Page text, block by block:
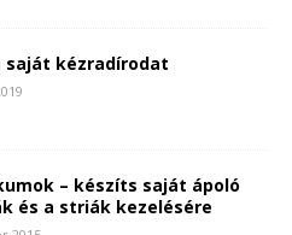
saját kézradírodat
– készíts saját ápoló
és a striák kezelésére